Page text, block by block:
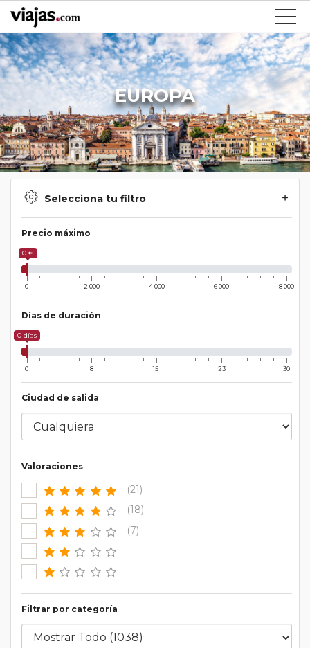
EUROPA
Selecciona tu filtro
Precio máximo
0 €
0 2 000 4 000 6 000 8 000
Días de duración
0 días
0 8 15 23 30
Ciudad de salida
Valoraciones
(21)
(18)
(7)
Filtrar por categoría